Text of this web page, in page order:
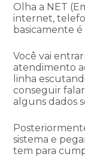
Olha a NET
internet,
basicamente
Você vai
atendimento
linha
conseguir
alguns dados
sistema e
tem para